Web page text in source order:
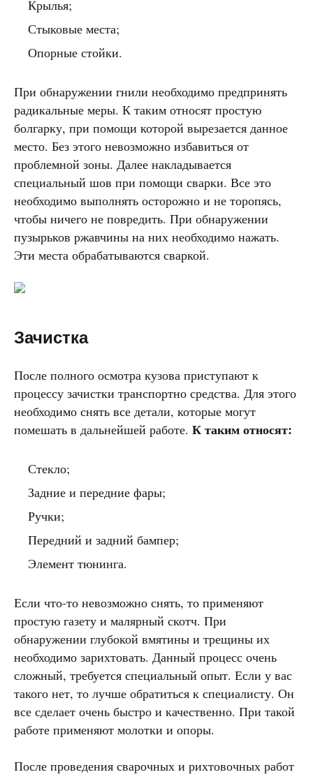
Крылья;
Стыковые места;
Опорные стойки.
При обнаружении гнили необходимо предпринять
радикальные меры. К таким относят простую
болгарку, при помощи которой вырезается данное
место. Без этого невозможно избавиться от
проблемной зоны. Далее накладывается
специальный шов при помощи сварки. Все это
необходимо выполнять осторожно и не торопясь,
чтобы ничего не повредить. При обнаружении
пузырьков ржавчины на них необходимо нажать.
Эти места обрабатываются сваркой.
Зачистка
После полного осмотра кузова приступают к
процессу зачистки транспортно средства. Для этого
необходимо снять все детали, которые могут
помешать в дальнейшей работе. К таким относят:
Стекло;
Задние и передние фары;
Ручки;
Передний и задний бампер;
Элемент тюнинга.
Если что-то невозможно снять, то применяют
простую газету и малярный скотч. При
обнаружении глубокой вмятины и трещины их
необходимо зарихтовать. Данный процесс очень
сложный, требуется специальный опыт. Если у вас
такого нет, то лучше обратиться к специалисту. Он
все сделает очень быстро и качественно. При такой
работе применяют молотки и опоры.
После проведения сварочных и рихтовочных работ